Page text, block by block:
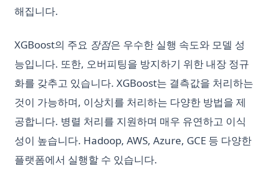
해집니다.
XGBoost의 주요 장점은 우수한 실행 속도와 모델 성
능입니다. 또한, 오버피팅을 방지하기 위한 내장 정규
화를 갖추고 있습니다. XGBoost는 결측값을 처리하는
것이 가능하며, 이상치를 처리하는 다양한 방법을 제
공합니다. 병렬 처리를 지원하며 매우 유연하고 이식
성이 높습니다. Hadoop, AWS, Azure, GCE 등 다양한
플랫폼에서 실행할 수 있습니다.